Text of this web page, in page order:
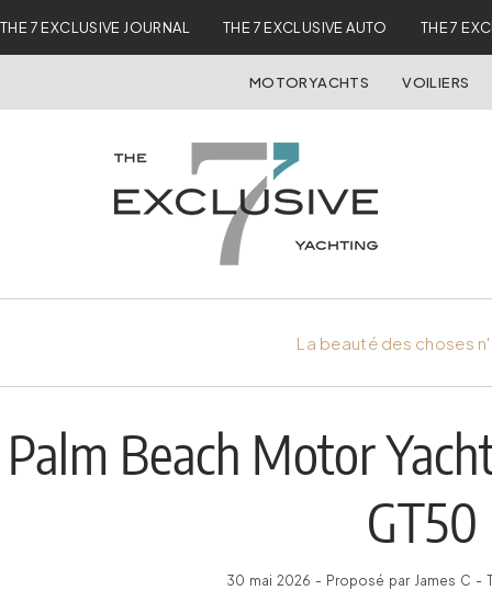
THE 7 EXCLUSIVE JOURNAL THE 7 EXCLUSIVE AUTO THE 7
MOTORYACHTS VOILIERS
La beauté des choses
Palm Beach Motor
GT50
30 mai 2026 - Proposé par James C -